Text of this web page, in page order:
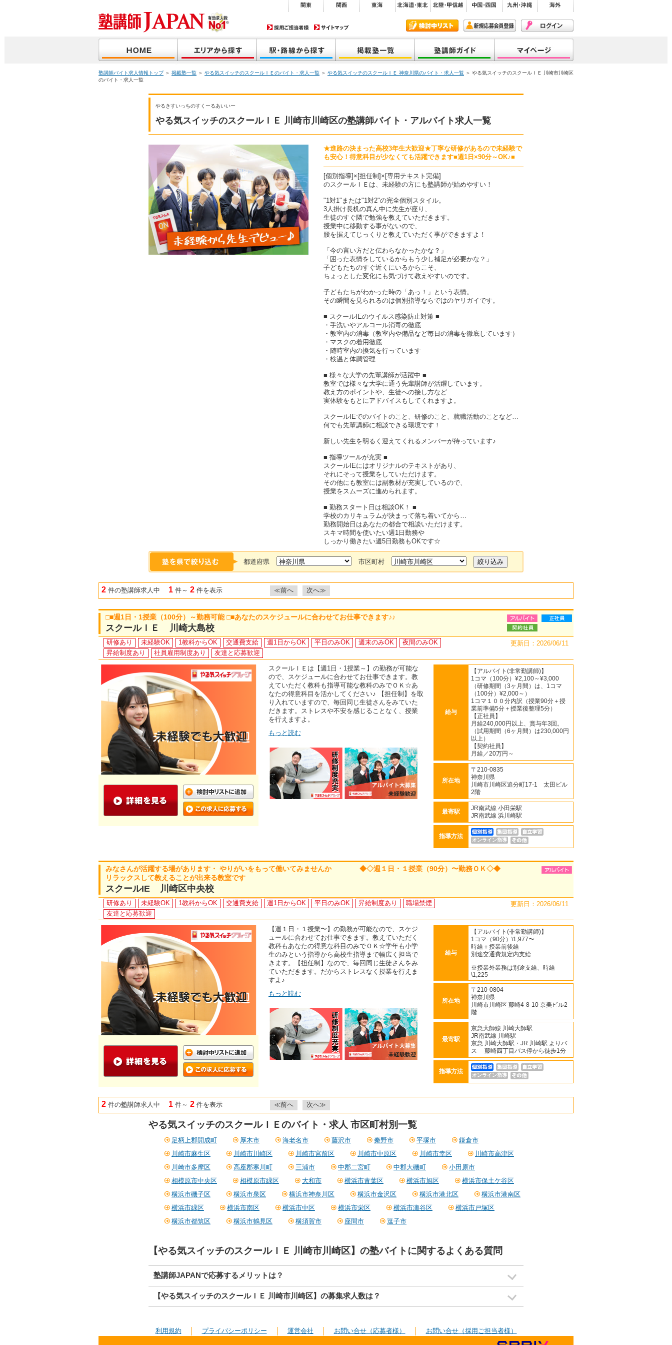
塾講師バイト求人情報トップ＞ 掲載塾一覧 ＞ やる気スイッチのスクールＩＥのバイト・求人一覧 ＞ やる気スイッチのスクールＩＥ 神奈川県のバイト・求人一覧 ＞ やる気スイッチのスクールＩＥ 川崎市川崎区
のバイト・求人一覧
やるきすいっちのすくーるあいいー
やる気スイッチのスクールＩＥ 川崎市川崎区の塾講師バイト・アルバイト求人一覧
★進路の決まった高校3年生大歓迎★丁寧な研修があるので未経験で
も安心！得意科目が少なくても活躍できます■週1日×90分～OK♪■
[個別指導]×[担任制]×[専用テキスト完備]
のスクールＩＥは、未経験の方にも塾講師が始めやすい！
"1対1"または"1対2"の完全個別スタイル。
3人掛け長机の真ん中に先生が座り、
生徒のすぐ隣で勉強を教えていただきます。
授業中に移動する事がないので、
腰を据えてじっくりと教えていただく事ができますよ！
「今の言い方だと伝わらなかったかな？」
「困った表情をしているからもう少し補足が必要かな？」
子どもたちのすぐ近くにいるからこそ、
ちょっとした変化にも気づけて教えやすいのです。
子どもたちがわかった時の「あっ！」という表情。
その瞬間を見られるのは個別指導ならではのヤリガイです。
■ スクールIEのウイルス感染防止対策 ■
・手洗いやアルコール消毒の徹底
・教室内の消毒（教室内や備品など毎日の消毒を徹底しています）
・マスクの着用徹底
・随時室内の換気を行っています
・検温と体調管理
■ 様々な大学の先輩講師が活躍中 ■
教室では様々な大学に通う先輩講師が活躍しています。
教え方のポイントや、生徒への接し方など
実体験をもとにアドバイスもしてくれますよ。
スクールIEでのバイトのこと、研修のこと、就職活動のことなど…
何でも先輩講師に相談できる環境です！
新しい先生を明るく迎えてくれるメンバーが待っています♪
■ 指導ツールが充実 ■
スクールIEにはオリジナルのテキストがあり、
それにそって授業をしていただけます。
その他にも教室には副教材が充実しているので、
授業をスムーズに進められます。
■ 勤務スタート日は相談OK！ ■
学校のカリキュラムが決まって落ち着いてから…
勤務開始日はあなたの都合で相談いただけます。
スキマ時間を使いたい週1日勤務や
しっかり働きたい週5日勤務もOKです☆
都道府県 市区町村
2 件の塾講師求人中 1 件～ 2 件を表示 ≪前へ 次へ≫
□■週1日・1授業（100分）～勤務可能 □■あなたのスケジュールに合わせてお仕事できます♪♪
スクールＩＥ 川崎大島校
研修あり 未経験OK 1教科からOK 交通費支給 週1日からOK 平日のみOK 週末のみOK
夜間のみOK
昇給制度あり
社員雇用制度あり 友達と応募歓迎
更新日：2026/06/11
スクールＩＥは【週1日・1授業～】の勤務が可能な
ので、スケジュールに合わせてお仕事できます。教
えていただく教科も指導可能な教科のみでＯＫ☆あ
なたの得意科目を活かしてください♪ 【担任制】を取
り入れていますので、毎回同じ生徒さんをみていた
だきます。ストレスや不安を感じることなく、授業
を行えますよ。
もっと読む
給与
【アルバイト(非常勤講師)】
1コマ（100分）¥2,100～¥3,000
（研修期間（3ヶ月間）は、1コマ
（100分）¥2,000～）
1コマ１００分内訳（授業90分＋授
業前準備5分＋授業後整理5分）
【正社員】
月給240,000円以上、賞与年3回。
（試用期間（6ヶ月間）は230,000円
以上）
【契約社員】
月給／20万円～
所在地
〒210-0835
神奈川県
川崎市川崎区追分町17-1 太田ビル
2階
最寄駅
JR南武線 小田栄駅
JR南武線 浜川崎駅
指導方法
オンライン指導
みなさんが活躍する場があります・ やりがいをもって働いてみませんか ◆◇週１日・１授業（90分）〜勤務ＯＫ◇◆
リラックスして教えることが出来る教室です
スクールIE 川崎区中央校
研修あり 未経験OK 1教科からOK 交通費支給 週1日からOK 平日のみOK 昇給制度あり
職場禁煙
友達と応募歓迎
更新日：2026/06/11
【週１日・１授業〜】の勤務が可能なので、スケジ
ュールに合わせてお仕事できます。教えていただく
教科もあなたの得意な科目のみでＯＫ☆学年も小学
生のみという指導から高校生指導まで幅広く担当で
きます。【担任制】なので、毎回同じ生徒さんをみ
ていただきます。だからストレスなく授業を行えま
すよ♪
もっと読む
給与
【アルバイト(非常勤講師)】
1コマ（90分）\1,977〜
時給＋授業前後給
別途交通費規定内支給
※授業外業務は別途支給、時給
\1,225
所在地
〒210-0804
神奈川県
川崎市川崎区 藤崎4-8-10 京美ビル2
階
最寄駅
京急大師線 川崎大師駅
JR南武線 川崎駅
京急 川崎大師駅・JR 川崎駅 よりバ
ス 藤崎四丁目バス停から徒歩1分
指導方法
オンライン指導
2 件の塾講師求人中 1 件～ 2 件を表示 ≪前へ 次へ≫
やる気スイッチのスクールＩＥのバイト・求人 市区町村別一覧
足柄上郡開成町 厚木市 海老名市 藤沢市 秦野市 平塚市
鎌倉市
川崎市麻生区
川崎市川崎区 川崎市宮前区 川崎市中原区 川崎市幸区
川崎市高津区
川崎市多摩区
高座郡寒川町 三浦市 中郡二宮町 中郡大磯町
小田原市
相模原市中央区
相模原市緑区 大和市 横浜市青葉区 横浜市旭区
横浜市保土ケ谷区
横浜市磯子区
横浜市泉区 横浜市神奈川区 横浜市金沢区 横浜市港北区
横浜市港南区
横浜市緑区
横浜市南区 横浜市中区 横浜市栄区 横浜市瀬谷区
横浜市戸塚区
横浜市都筑区
横浜市鶴見区 横須賀市 座間市 逗子市
【やる気スイッチのスクールＩＥ 川崎市川崎区】の塾バイトに関するよくある質問
塾講師JAPANで応募するメリットは？
【やる気スイッチのスクールＩＥ 川崎市川崎区】の募集求人数は？
利用規約 プライバシーポリシー 運営会社 お問い合せ（応募者様） お問い合せ（採用ご担当者様）